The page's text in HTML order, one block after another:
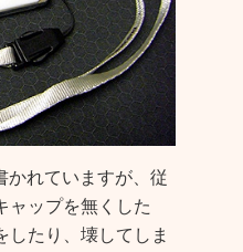
かれていますが、従
ャップを無くした
したり、壊してしま